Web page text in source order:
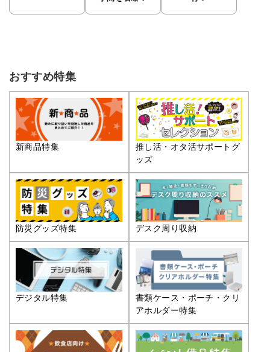
おすすめ特集
新商品特集
推し活・オタ活サポートグ
ッズ
防災グッズ特集 デスク周り収納
デジタル特集
書類ケース・ポーチ・クリ
アホルダー特集